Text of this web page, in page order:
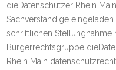
dieDatenschützer Rhein
Sachverständige eingeladen
schriftlichen Stellungnahme
Bürgerrechtsgruppe
Rhein Main